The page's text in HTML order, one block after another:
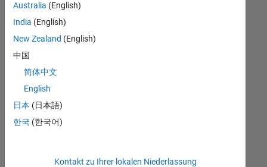
keine
offenen
Stellen
können,
die
Ihren
entsprechen,
werden
unseres
Australia (English)
India (English)
New Zealand (English)
中国
简体中文
English
日本 (日本語)
한국 (한국어)
Kontakt zu Ihrer lokalen Niederlassung